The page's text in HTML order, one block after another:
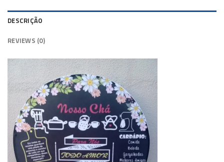
DESCRIÇÃO
REVIEWS (0)